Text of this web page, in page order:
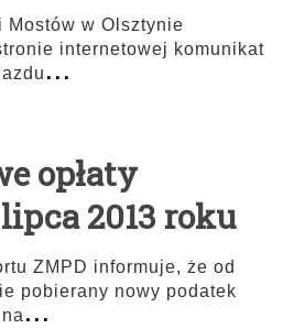
Mostów w Olsztynie
internetowej komunikat
...
opłaty
2013 roku
ZMPD informuje, że od
pobierany nowy podatek
...